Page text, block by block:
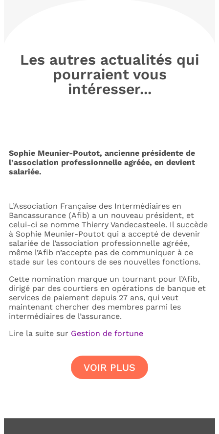
Les autres actualités qui
pourraient vous
intéresser...
Sophie Meunier-Poutot, ancienne présidente de
l’association professionnelle agréée, en devient
salariée.
L’Association Française des Intermédiaires en
Bancassurance (Afib) a un nouveau président, et
celui-ci se nomme Thierry Vandecasteele. Il succède
à Sophie Meunier-Poutot qui a accepté de devenir
salariée de l’association professionnelle agréée,
même l’Afib n’accepte pas de communiquer à ce
stade sur les contours de ses nouvelles fonctions.
Cette nomination marque un tournant pour l’Afib,
dirigé par des courtiers en opérations de banque et
services de paiement depuis 27 ans, qui veut
maintenant chercher des membres parmi les
intermédiaires de l’assurance.
Lire la suite sur Gestion de fortune
VOIR PLUS